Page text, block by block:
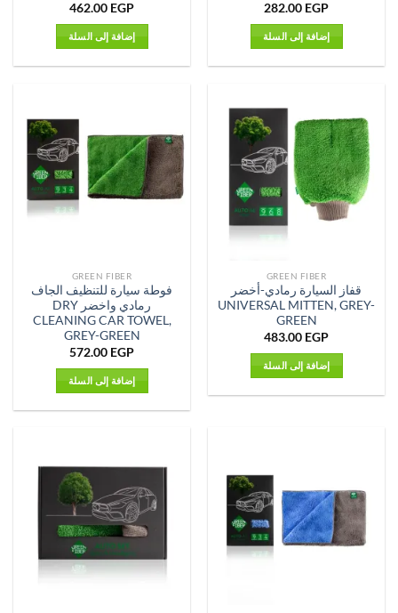
282.00 EGP
إضافة إلى السلة
462.00 EGP
إضافة إلى السلة
GREEN FIBER
قفاز السيارة رمادي-أخضر
UNIVERSAL MITTEN, GREY-
GREEN
483.00 EGP
إضافة إلى السلة
GREEN FIBER
فوطة سيارة للتنظيف الجاف
رمادي واخضر DRY
CLEANING CAR TOWEL,
GREY-GREEN
572.00 EGP
إضافة إلى السلة